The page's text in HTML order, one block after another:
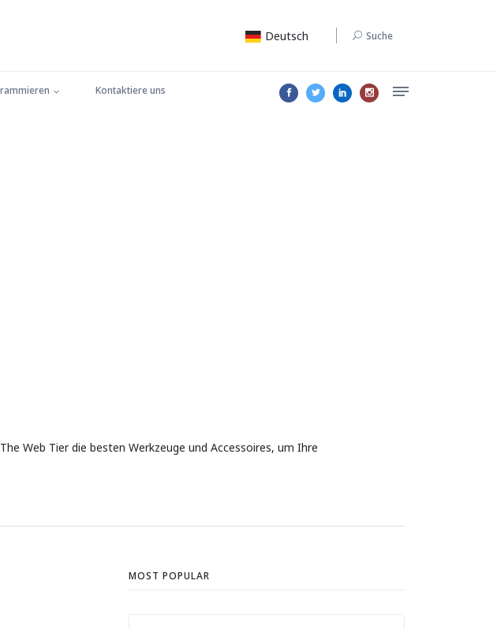
Deutsch Suche
Kontaktiere uns
Web Tier die besten Werkzeuge und Accessoires, um Ihre
MOST POPULAR